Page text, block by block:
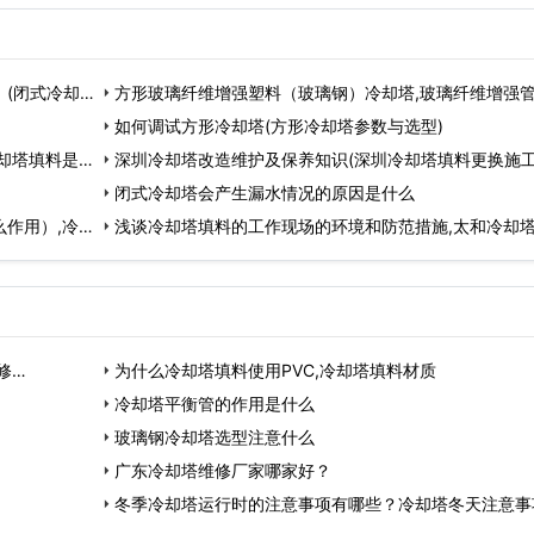
闭式冷却塔
方形玻璃纤维增强塑料（玻璃钢）冷却塔,玻璃纤维增强
如何调试方形冷却塔(方形冷却塔参数与选型)
塔填料是什
深圳冷却塔改造维护及保养知识(深圳冷却塔填料更换施
… 闭式冷却塔会产生漏水情况的原因是什么
用）,冷却
浅谈冷却塔填料的工作现场的环境和防范措施,太和冷却
厂家…
…
为什么冷却塔填料使用PVC,冷却塔填料材质
冷却塔平衡管的作用是什么
玻璃钢冷却塔选型注意什么
广东冷却塔维修厂家哪家好？
冬季冷却塔运行时的注意事项有哪些？冷却塔冬天注意